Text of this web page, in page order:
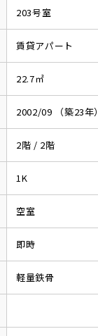
203号室
賃貸アパート
22.7㎡
2002/09 （築23年）
2階 / 2階
1K
空室
即時
軽量鉄骨